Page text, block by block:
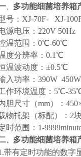
、 多功能细菌培养箱
号：XJ-70F- XJ-
源电压：220V 50Hz
温范围：0℃-60℃
度分辨率：0.1℃
温波动度：±0.5℃
入功率：390W
作环境温度：5℃-
胆尺寸（mm）：
物托架（标配）：2
时范围：1-
、 多功能细菌培养箱
带有定时功能的数字